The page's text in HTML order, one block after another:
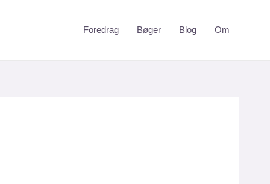
Foredrag Bøger Blog Om